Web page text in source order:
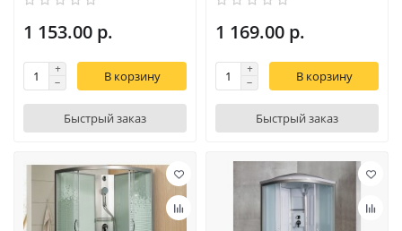
1 153.00 р.
В корзину
Быстрый заказ
1 169.00 р.
В корзину
Быстрый заказ